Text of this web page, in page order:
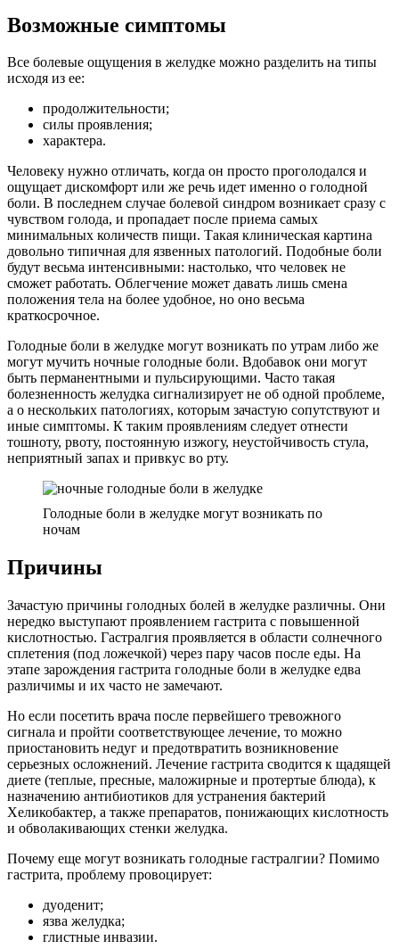
Возможные симптомы
Все болевые ощущения в желудке можно разделить на типы
исходя из ее:
продолжительности;
силы проявления;
характера.
Человеку нужно отличать, когда он просто проголодался и
ощущает дискомфорт или же речь идет именно о голодной
боли. В последнем случае болевой синдром возникает сразу с
чувством голода, и пропадает после приема самых
минимальных количеств пищи. Такая клиническая картина
довольно типичная для язвенных патологий. Подобные боли
будут весьма интенсивными: настолько, что человек не
сможет работать. Облегчение может давать лишь смена
положения тела на более удобное, но оно весьма
краткосрочное.
Голодные боли в желудке могут возникать по утрам либо же
могут мучить ночные голодные боли. Вдобавок они могут
быть перманентными и пульсирующими. Часто такая
болезненность желудка сигнализирует не об одной проблеме,
а о нескольких патологиях, которым зачастую сопутствуют и
иные симптомы. К таким проявлениям следует отнести
тошноту, рвоту, постоянную изжогу, неустойчивость стула,
неприятный запах и привкус во рту.
Голодные боли в желудке могут возникать по
ночам
Причины
Зачастую причины голодных болей в желудке различны. Они
нередко выступают проявлением гастрита с повышенной
кислотностью. Гастралгия проявляется в области солнечного
сплетения (под ложечкой) через пару часов после еды. На
этапе зарождения гастрита голодные боли в желудке едва
различимы и их часто не замечают.
Но если посетить врача после первейшего тревожного
сигнала и пройти соответствующее лечение, то можно
приостановить недуг и предотвратить возникновение
серьезных осложнений. Лечение гастрита сводится к щадящей
диете (теплые, пресные, маложирные и протертые блюда), к
назначению антибиотиков для устранения бактерий
Хеликобактер, а также препаратов, понижающих кислотность
и обволакивающих стенки желудка.
Почему еще могут возникать голодные гастралгии? Помимо
гастрита, проблему провоцирует:
дуоденит;
язва желудка;
глистные инвазии.